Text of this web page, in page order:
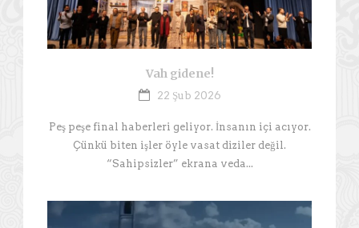
Vah gidene!
22 Şub 2026
Peş peşe final haberleri geliyor. İnsanın içi acıyor.
Çünkü biten işler öyle vasat diziler değil.
“Sahipsizler” ekrana veda...